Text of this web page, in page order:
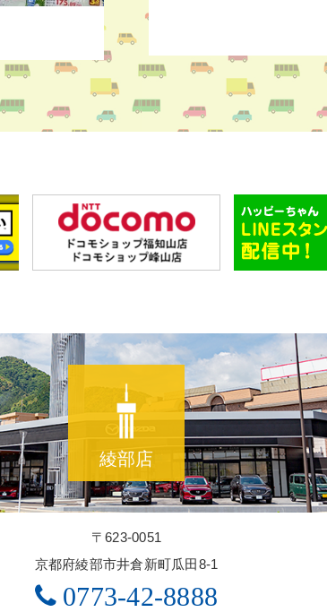
綾部店
〒623-0051
京都府綾部市井倉新町瓜田8-1
0773-42-8888